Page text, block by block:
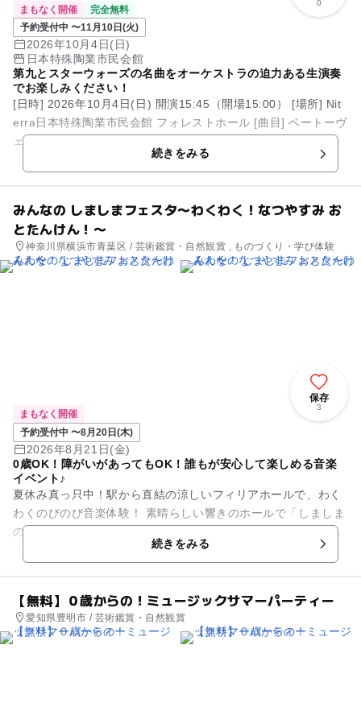
0
まもなく開催
完全無料
予約受付中 〜11月10日(火)
2026年10月4日(日)
日本特殊陶業市民会館
第九とスターウォーズの名曲をオーケストラの迫力ある生演奏
でお楽しみください！
[日時] 2026年10月4日(日) 開演15:45（開場15:00） [場所] Nit
erra日本特殊陶業市民会館 フォレストホール [曲目] ベートーヴ
ェン《マーラ...
続きをみる
みんなの しましまフェスタ〜わくわく！なつやすみ お
とたんけん！〜
神奈川県横浜市青葉区 / 芸術鑑賞・自然観賞 , ものづくり・学び体験
保存
3
まもなく開催
予約受付中 〜8月20日(木)
2026年8月21日(金)
0歳OK！障がいがあってもOK！誰もが安心して楽しめる音楽
イベント♪
夏休み真っ只中！駅から直結の涼しいフィリアホールで、わく
わくのびのび音楽体験！ 素晴らしい響きのホールで「しましま
のおんがくたい」による楽しい参加型コンサート、フィリアジ
ュニア合唱団による歌声...続きをみる
【無料】０歳からの！ミュージックサマーパーティー
愛知県豊明市 / 芸術鑑賞・自然観賞